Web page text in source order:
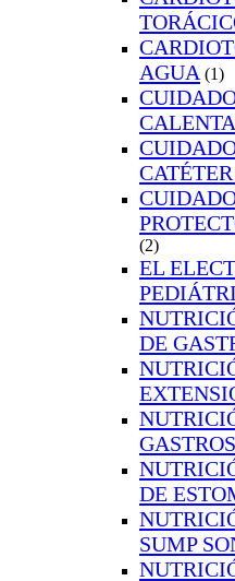
AGUA (1)
(2)
EL
DE
DE
SUMP